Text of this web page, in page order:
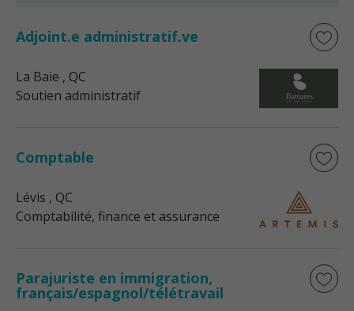
Adjoint.e administratif.ve
La Baie , QC
Soutien administratif
Comptable
Lévis , QC
Comptabilité, finance et assurance
Parajuriste en immigration,
français/espagnol/télétravail